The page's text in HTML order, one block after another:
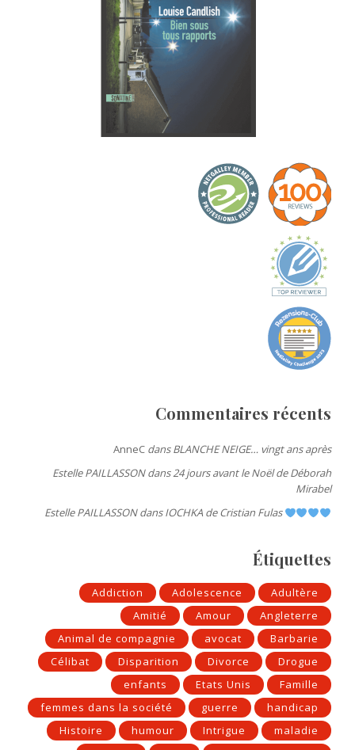
Commentaires récents
AnneC dansBLANCHE NEIGE… vingt ans après
Estelle PAILLASSONdans24 jours avant le Noël de Déborah
Mirabel
Estelle PAILLASSONdansIOCHKA de Cristian Fulas
Étiquettes
Addiction Adolescence
Adultère
Amitié
Amour
Angleterre
Animal de compagnie
avocat
Barbarie
Célibat
Disparition Divorce
Drogue
enfants
Etats Unis
Famille
femmes dans la société
guerre
handicap
Histoire
humour Intrigue
maladie